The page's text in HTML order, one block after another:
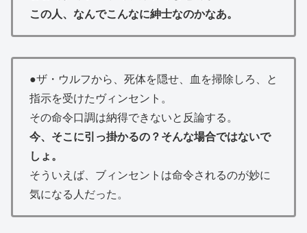
この人、なんでこんなに紳士なのかなあ。
●ザ・ウルフから、死体を隠せ、血を掃除しろ、と
指示を受けたヴィンセント。
その命令口調は納得できないと反論する。
今、そこに引っ掛かるの？そんな場合ではないで
しょ。
そういえば、ブィンセントは命令されるのが妙に
気になる人だった。